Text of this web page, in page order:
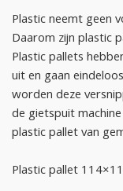
Plastic neemt geen
Daarom zijn plastic
Plastic pallets
uit en gaan
worden deze
de gietspuit
plastic pallet van
Plastic pallet